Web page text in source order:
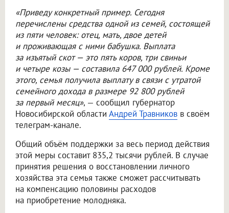
«Приведу конкретный пример. Сегодня
перечислены средства одной из семей, состоящей
из пяти человек: отец, мать, двое детей
и проживающая с ними бабушка. Выплата
за изъятый скот — это пять коров, три свиньи
и четыре козы — составила 647 000 рублей. Кроме
этого, семья получила выплату в связи с утратой
семейного дохода в размере 92 800 рублей
за первый месяц», — сообщил губернатор
Новосибирской области Андрей Травников в своём
телеграм-канале.
Общий объём поддержки за весь период действия
этой меры составит 835,2 тысячи рублей. В случае
принятия решения о восстановлении личного
хозяйства эта семья также сможет рассчитывать
на компенсацию половины расходов
на приобретение молодняка.